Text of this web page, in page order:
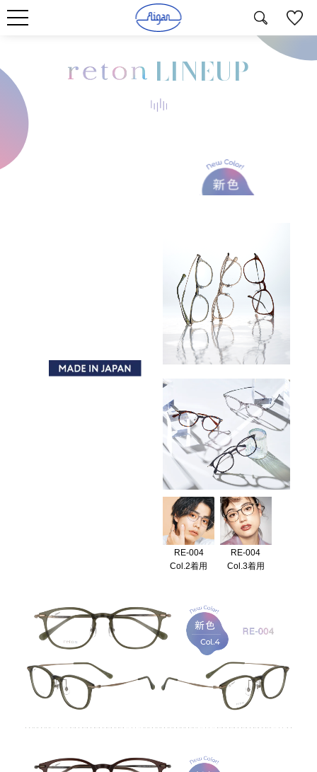
LINEUP
RE-004
Col.2着用
RE-004
Col.3着用